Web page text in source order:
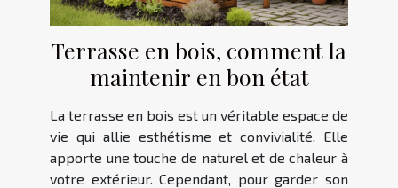
Terrasse en bois, comment la
maintenir en bon état
La terrasse en bois est un véritable espace de
vie qui allie esthétisme et convivialité. Elle
apporte une touche de naturel et de chaleur à
votre extérieur. Cependant, pour garder son